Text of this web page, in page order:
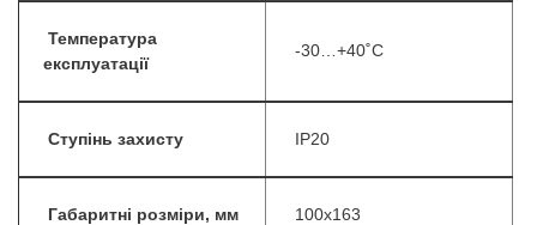
Температура
експлуатації
-30…+40˚С
Ступінь захисту IP20
Габаритні розміри, мм 100х163